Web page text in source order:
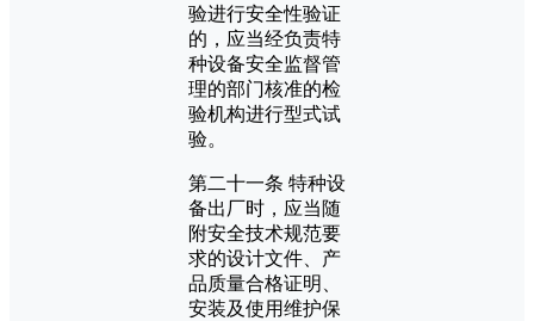
验进行安全性验证
的，应当经负责特
种设备安全监督管
理的部门核准的检
验机构进行型式试
验。
第二十一条 特种设
备出厂时，应当随
附安全技术规范要
求的设计文件、产
品质量合格证明、
安装及使用维护保